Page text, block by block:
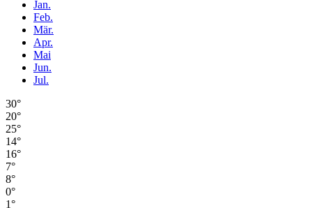
Jan.
Feb.
Mär.
Apr.
Mai
Jun.
Jul.
30°
20°
25°
14°
16°
7°
8°
0°
1°